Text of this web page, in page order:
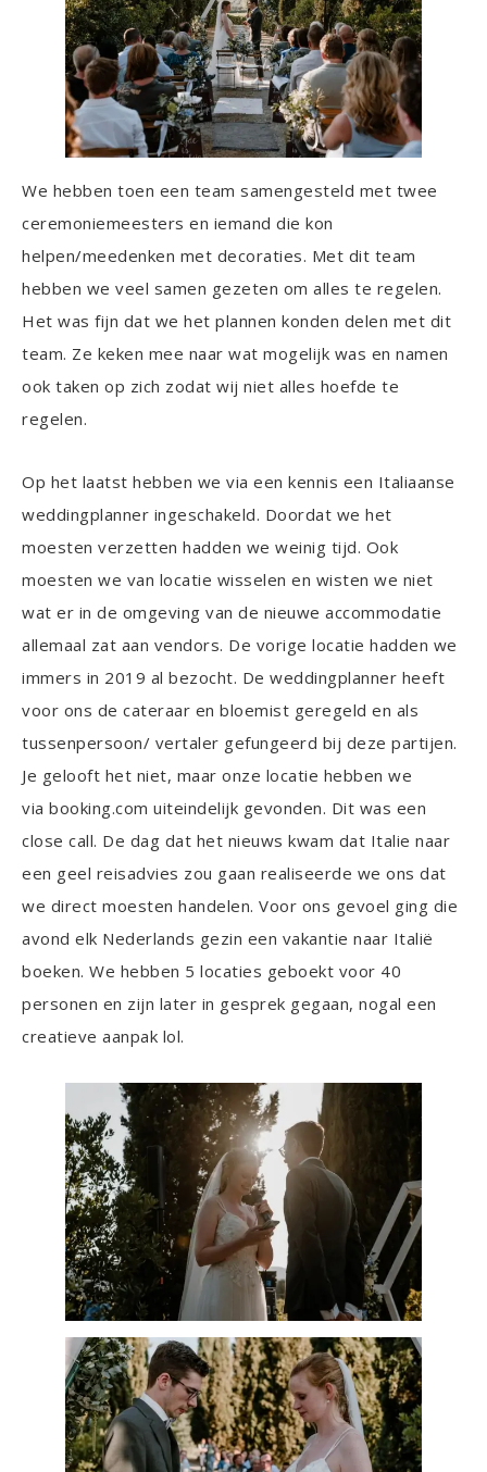
We hebben toen een team samengesteld met twee
ceremoniemeesters en iemand die kon
helpen/meedenken met decoraties. Met dit team
hebben we veel samen gezeten om alles te regelen.
Het was fijn dat we het plannen konden delen met dit
team. Ze keken mee naar wat mogelijk was en namen
ook taken op zich zodat wij niet alles hoefde te
regelen.
Op het laatst hebben we via een kennis een Italiaanse
weddingplanner ingeschakeld. Doordat we het
moesten verzetten hadden we weinig tijd. Ook
moesten we van locatie wisselen en wisten we niet
wat er in de omgeving van de nieuwe accommodatie
allemaal zat aan vendors. De vorige locatie hadden we
immers in 2019 al bezocht. De weddingplanner heeft
voor ons de cateraar en bloemist geregeld en als
tussenpersoon/ vertaler gefungeerd bij deze partijen.
Je gelooft het niet, maar onze locatie hebben we
via booking.com uiteindelijk gevonden. Dit was een
close call. De dag dat het nieuws kwam dat Italie naar
een geel reisadvies zou gaan realiseerde we ons dat
we direct moesten handelen. Voor ons gevoel ging die
avond elk Nederlands gezin een vakantie naar Italië
boeken. We hebben 5 locaties geboekt voor 40
personen en zijn later in gesprek gegaan, nogal een
creatieve aanpak lol.